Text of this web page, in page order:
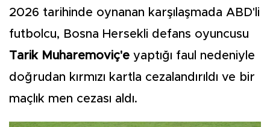
2026 tarihinde oynanan karşılaşmada ABD'li
futbolcu, Bosna Hersekli defans oyuncusu
Tarik Muharemoviç'e yaptığı faul nedeniyle
doğrudan kırmızı kartla cezalandırıldı ve bir
maçlık men cezası aldı.